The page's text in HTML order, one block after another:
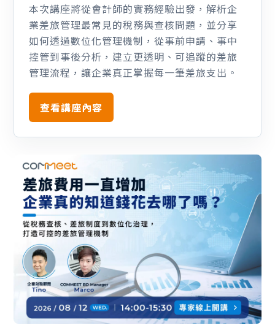
本次講座將從會計師的實務經驗出發，解析企
業差旅管理最常見的稅務與查核問題，並分享
如何透過數位化管理機制，從事前申請、事中
控管到事後分析，建立更透明、可追蹤的差旅
管理流程，讓企業真正掌握每一筆差旅支出。
查看講座內容